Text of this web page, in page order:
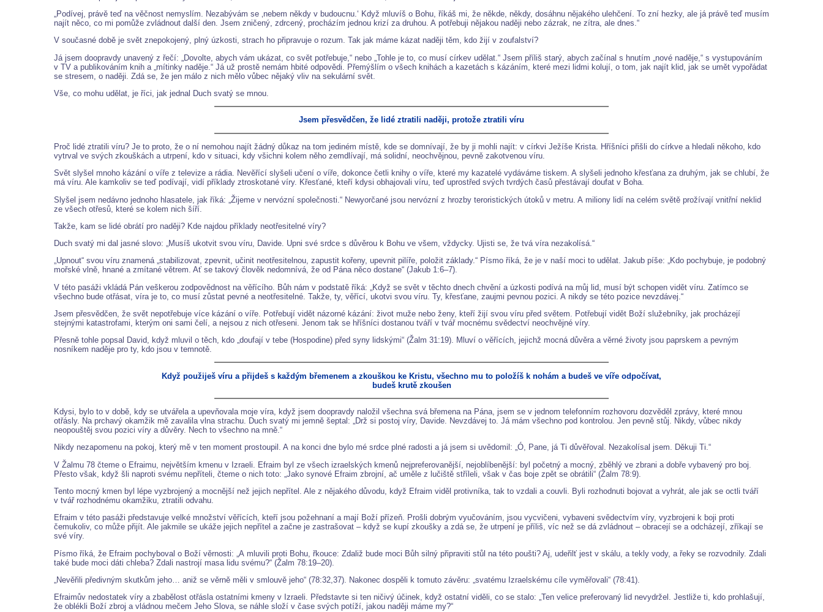
„Podívej, právě teď na věčnost nemyslím. Nezabývám se ‚nebem někdy v budoucnu.‘ Když mluvíš o Bohu, říkáš mi, že někde, někdy, dosáhnu nějakého ulehčení. To zní hezky, ale já právě teď musím
najít něco, co mi pomůže zvládnout další den. Jsem zničený, zdrcený, procházím jednou krizí za druhou. A potřebuji nějakou naději nebo zázrak, ne zítra, ale dnes.“
V současné době je svět znepokojený, plný úzkosti, strach ho připravuje o rozum. Tak jak máme kázat naději těm, kdo žijí v zoufalství?
Já jsem doopravdy unavený z řečí: „Dovolte, abych vám ukázat, co svět potřebuje,“ nebo „Tohle je to, co musí církev udělat.“ Jsem příliš starý, abych začínal s hnutím „nové naděje,“ s vystupováním
v TV a publikováním knih a „mítinky naděje.“ Já už prostě nemám hbité odpovědi. Přemýšlím o všech knihách a kazetách s kázáním, které mezi lidmi kolují, o tom, jak najít klid, jak se umět vypořádat
se stresem, o naději. Zdá se, že jen málo z nich mělo vůbec nějaký vliv na sekulární svět.
Vše, co mohu udělat, je říci, jak jednal Duch svatý se mnou.
Jsem přesvědčen, že lidé ztratili naději, protože ztratili víru
Proč lidé ztratili víru? Je to proto, že o ní nemohou najít žádný důkaz na tom jediném místě, kde se domnívají, že by ji mohli najít: v církvi Ježíše Krista. Hříšníci přišli do církve a hledali někoho, kdo
vytrval ve svých zkouškách a utrpení, kdo v situaci, kdy všichni kolem něho zemdlívají, má solidní, neochvějnou, pevně zakotvenou víru.
Svět slyšel mnoho kázání o víře z televize a rádia. Nevěřící slyšeli učení o víře, dokonce četli knihy o víře, které my kazatelé vydáváme tiskem. A slyšeli jednoho křesťana za druhým, jak se chlubí, že
má víru. Ale kamkoliv se teď podívají, vidí příklady ztroskotané víry. Křesťané, kteří kdysi obhajovali víru, teď uprostřed svých tvrdých časů přestávají doufat v Boha.
Slyšel jsem nedávno jednoho hlasatele, jak říká: „Žijeme v nervózní společnosti.“ Newyorčané jsou nervózní z hrozby teroristických útoků v metru. A miliony lidí na celém světě prožívají vnitřní neklid
ze všech otřesů, které se kolem nich šíří.
Takže, kam se lidé obrátí pro naději? Kde najdou příklady neotřesitelné víry?
Duch svatý mi dal jasné slovo: „Musíš ukotvit svou víru, Davide. Upni své srdce s důvěrou k Bohu ve všem, vždycky. Ujisti se, že tvá víra nezakolísá.“
„Upnout“ svou víru znamená „stabilizovat, zpevnit, učinit neotřesitelnou, zapustit kořeny, upevnit pilíře, položit základy.“ Písmo říká, že je v naší moci to udělat. Jakub píše: „Kdo pochybuje, je podobný
mořské vlně, hnané a zmítané větrem. Ať se takový člověk nedomnívá, že od Pána něco dostane“ (Jakub 1:6–7).
V této pasáži vkládá Pán veškerou zodpovědnost na věřícího. Bůh nám v podstatě říká: „Když se svět v těchto dnech chvění a úzkosti podívá na můj lid, musí být schopen vidět víru. Zatímco se
všechno bude otřásat, víra je to, co musí zůstat pevné a neotřesitelné. Takže, ty, věřící, ukotvi svou víru. Ty, křesťane, zaujmi pevnou pozici. A nikdy se této pozice nevzdávej.“
Jsem přesvědčen, že svět nepotřebuje více kázání o víře. Potřebují vidět názorné kázání: život muže nebo ženy, kteří žijí svou víru před světem. Potřebují vidět Boží služebníky, jak procházejí
stejnými katastrofami, kterým oni sami čelí, a nejsou z nich otřeseni. Jenom tak se hříšníci dostanou tváří v tvář mocnému svědectví neochvějné víry.
Přesně tohle popsal David, když mluvil o těch, kdo „doufají v tebe (Hospodine) před syny lidskými“ (Žalm 31:19). Mluví o věřících, jejichž mocná důvěra a věrné životy jsou paprskem a pevným
nosníkem naděje pro ty, kdo jsou v temnotě.
Když použiješ víru a přijdeš s každým břemenem a zkouškou ke Kristu, všechno mu to položíš k nohám a budeš ve víře odpočívat,
budeš krutě zkoušen
Kdysi, bylo to v době, kdy se utvářela a upevňovala moje víra, když jsem doopravdy naložil všechna svá břemena na Pána, jsem se v jednom telefonním rozhovoru dozvěděl zprávy, které mnou
otřásly. Na prchavý okamžik mě zavalila vlna strachu. Duch svatý mi jemně šeptal: „Drž si postoj víry, Davide. Nevzdávej to. Já mám všechno pod kontrolou. Jen pevně stůj. Nikdy, vůbec nikdy
neopouštěj svou pozici víry a důvěry. Nech to všechno na mně.“
Nikdy nezapomenu na pokoj, který mě v ten moment prostoupil. A na konci dne bylo mé srdce plné radosti a já jsem si uvědomil: „Ó, Pane, já Ti důvěřoval. Nezakolísal jsem. Děkuji Ti.“
V Žalmu 78 čteme o Efraimu, největším kmenu v Izraeli. Efraim byl ze všech izraelských kmenů nejpreferovanější, nejoblíbenější: byl početný a mocný, zběhlý ve zbrani a dobře vybavený pro boj.
Přesto však, když šli naproti svému nepříteli, čteme o nich toto: „Jako synové Efraim zbrojní, ač uměle z lučiště stříleli, však v čas boje zpět se obrátili“ (Žalm 78:9).
Tento mocný kmen byl lépe vyzbrojený a mocnější než jejich nepřítel. Ale z nějakého důvodu, když Efraim viděl protivníka, tak to vzdali a couvli. Byli rozhodnuti bojovat a vyhrát, ale jak se octli tváří
v tvář rozhodnému okamžiku, ztratili odvahu.
Efraim v této pasáži představuje velké množství věřících, kteří jsou požehnaní a mají Boží přízeň. Prošli dobrým vyučováním, jsou vycvičeni, vybaveni svědectvím víry, vyzbrojeni k boji proti
čemukoliv, co může přijít. Ale jakmile se ukáže jejich nepřítel a začne je zastrašovat – když se kupí zkoušky a zdá se, že utrpení je příliš, víc než se dá zvládnout – obracejí se a odcházejí, zříkají se
své víry.
Písmo říká, že Efraim pochyboval o Boží věrnosti: „A mluvili proti Bohu, řkouce: Zdaliž bude moci Bůh silný připraviti stůl na této poušti? Aj, udeřilť jest v skálu, a tekly vody, a řeky se rozvodnily. Zdali
také bude moci dáti chleba? Zdali nastrojí masa lidu svému?“ (Žalm 78:19–20).
„Nevěřili předivným skutkům jeho… aniž se věrně měli v smlouvě jeho“ (78:32,37). Nakonec dospěli k tomuto závěru: „svatému Izraelskému cíle vyměřovali“ (78:41).
Efraimův nedostatek víry a zbabělost otřásla ostatními kmeny v Izraeli. Představte si ten ničivý účinek, když ostatní viděli, co se stalo: „Ten velice preferovaný lid nevydržel. Jestliže ti, kdo prohlašují,
že oblékli Boží zbroj a vládnou mečem Jeho Slova, se náhle složí v čase svých potíží, jakou naději máme my?“